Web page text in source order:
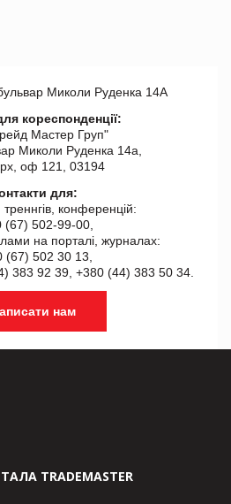
Миколи Руденка 14А
кореспонденції:
Мастер Груп"
Миколи Руденка 14а,
оф 121, 03194
для:
конференцій:
(67) 502-99-00,
на порталі, журналах:
(67) 502 30 13,
383 92 39, +380 (44) 383 50 34.
нам
TRADEMASTER